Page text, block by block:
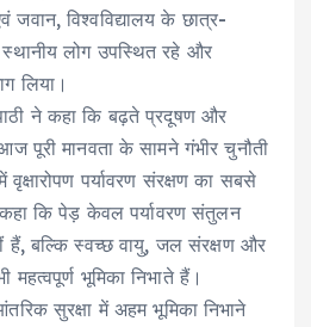
जवान, विश्वविद्यालय के छात्र-
लोग उपस्थित रहे और
लिया।
ने कहा कि बढ़ते प्रदूषण और
पूरी मानवता के सामने गंभीर चुनौती
पर्यावरण संरक्षण का सबसे
कहा कि पेड़ केवल पर्यावरण संतुलन
हैं, बल्कि स्वच्छ वायु, जल संरक्षण और
महत्वपूर्ण भूमिका निभाते हैं।
सुरक्षा में अहम भूमिका निभाने